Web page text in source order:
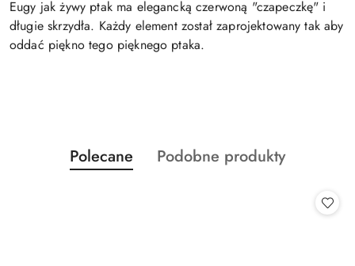
Eugy jak żywy ptak ma elegancką czerwoną "czapeczkę" i
długie skrzydła. Każdy element został zaprojektowany tak aby
oddać piękno tego pięknego ptaka.
Pomiń karuzelę produktów
Produkty
o
Polecane
Produkty
Podobne produkty